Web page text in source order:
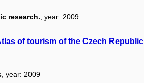
research., year: 2009
of tourism of the Czech Republic
, year: 2009